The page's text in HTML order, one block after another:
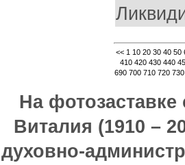
<< 1 10 20 30 40 50
410 420 430 440
690 700 710 720 730
На
Виталия (1910 –
духовно-